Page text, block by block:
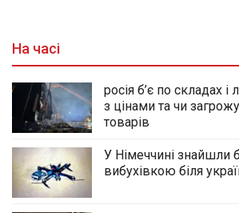
На часі
росія б’є по складах і
з цінами та чи
товарів
У Німеччині знайшли
вибухівкою біля